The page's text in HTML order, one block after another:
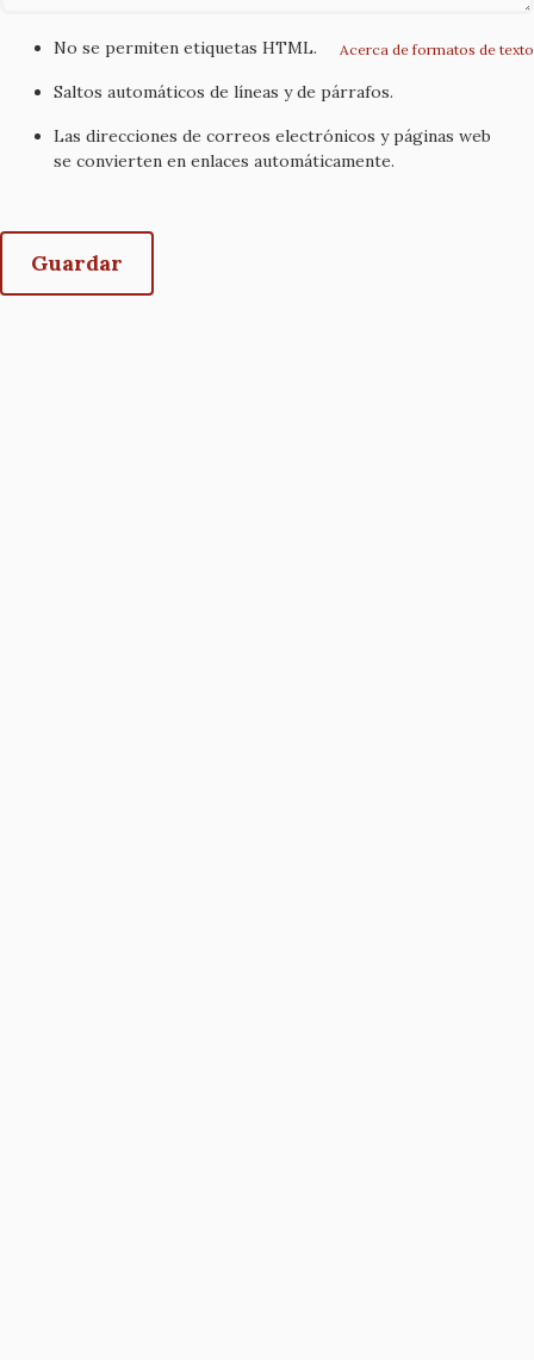
Acerca de formatos de texto
No se permiten etiquetas HTML.
Saltos automáticos de líneas y de párrafos.
Las direcciones de correos electrónicos y páginas web
se convierten en enlaces automáticamente.